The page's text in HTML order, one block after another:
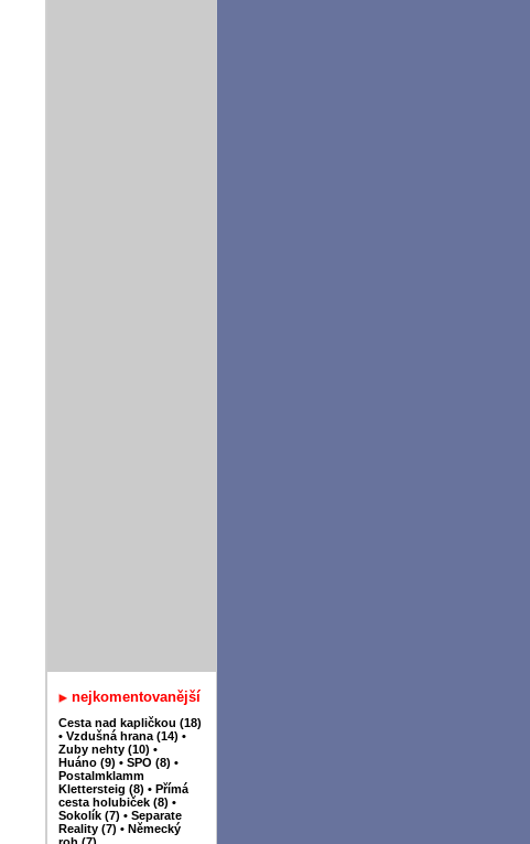
nejkomentovanější
Cesta nad kapličkou (18)
• Vzdušná hrana (14) •
Zuby nehty (10) •
Huáno (9) • SPO (8) •
Postalmklamm
Klettersteig (8) • Přímá
cesta holubiček (8) •
Sokolík (7) • Separate
Reality (7) • Německý